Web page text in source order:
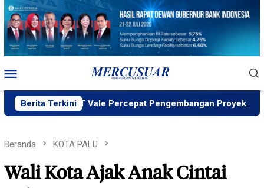
Loncat
konten
Mobile
Berita Terkini
ID, PT Vale Percepat Pengembangan Proyek Strategis IGP
Beranda KOTA PALU
Wali Kota Ajak Anak Cintai